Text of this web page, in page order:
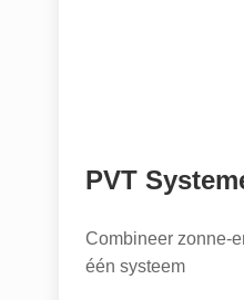
PVT
Combineer zonne-
één systeem